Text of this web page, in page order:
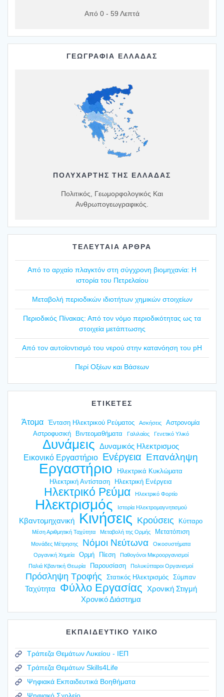
Από 0 - 59 Λεπτά
ΓΕΩΓΡΑΦΙΑ ΕΛΛΑΔΑΣ
ΠΟΛΥΧΆΡΤΗΣ ΤΗΣ ΕΛΛΆΔΑΣ
Πολιτικός, Γεωμορφολογικός Και
Ανθρωπογεωγραφικός.
ΤΕΛΕΥΤΑΙΑ ΑΡΘΡΑ
Από το αρχαίο πλαγ­κτόν στη σύγ­χρο­νη βιο­μη­χα­νία: Η
ιστο­ρία του Πετρε­λαί­ου
Mετα­βο­λή περιο­δι­κών ιδιο­τή­των χημι­κών στοι­χεί­ων
Περιο­δι­κός Πίνα­κας: Από τον νόμο περιο­δι­κό­τη­τας ως τα
στοι­χεία μετά­πτω­σης
Από τον αυτοϊ­ο­ντι­σμό του νερού στην κατα­νό­η­ση του pH
Περί Οξέ­ων και Βάσε­ων
ΕΤΙΚΕΤΕΣ
Άτομα Ένταση Ηλεκτρικού Ρεύματος Ασκήσεις
Αστρονομία
Αστροφυσική
Βιντεομαθήματα Γαλιλαίος Γενετικό Υλικό
Δυνάμεις Δυναμικός Ηλεκτρισμος
Εικονικό Εργαστήριο Ενέργεια Επανάληψη
Εργαστήριο
Ηλεκτρικά Κυκλώματα
Ηλεκτρική Αντίσταση
Ηλεκτρική Ενέργεια
Ηλεκτρικό Ρεύμα Ηλεκτρικό Φορτίο
Ηλεκτρισμός Ιστορία Ηλεκτρομαγνητισμού
Κβαντομηχανική Κινήσεις Κρούσεις Κύτταρο
Μέση Αριθμητική Ταχύτητα Μεταβολή της Ορμής Μετατόπιση
Μονάδες Μέτρησης Νόμοι Νεύτωνα
Οικοσυστήματα
Οργανική Χημεία
Ορμή Πίεση
Παθογόνοι Μικροοργανισμοί
Παλιά Κβαντική Θεωρία
Παρουσίαση Πολυκύτταροι Οργανισμοί
Πρόσληψη Τροφής Στατικός Ηλεκτρισμός Σύμπαν
Ταχύτητα Φύλλο Εργασίας
Χρονική Στιγμή
Χρονικό Διάστημα
ΕΚΠΑΙΔΕΥΤΙΚΟ ΥΛΙΚΟ
Τράπεζα Θεμάτων Λυκείου - ΙΕΠ
Τράπεζα Θεμάτων Skills4Life
Ψηφιακά Εκπαιδευτικά Βοηθήματα